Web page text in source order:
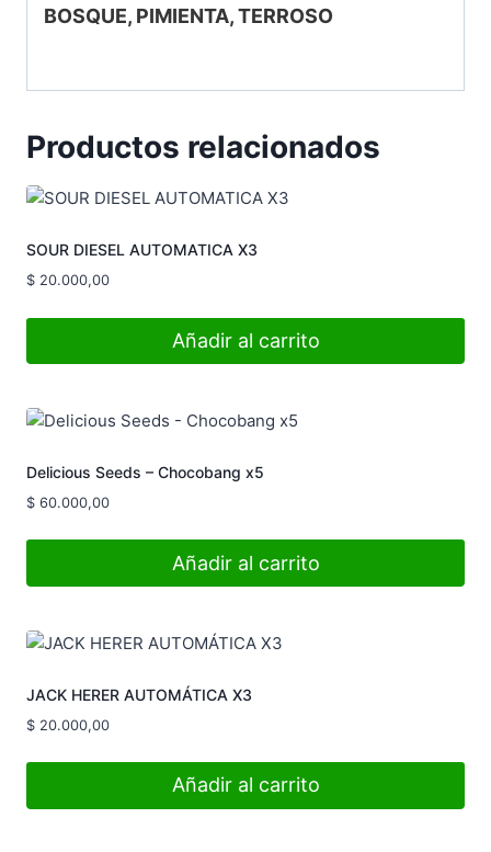
BOSQUE, PIMIENTA, TERROSO
Productos relacionados
SOUR DIESEL AUTOMATICA X3
$ 20.000,00
Añadir al carrito
Delicious Seeds – Chocobang x5
$ 60.000,00
Añadir al carrito
JACK HERER AUTOMÁTICA X3
$ 20.000,00
Añadir al carrito